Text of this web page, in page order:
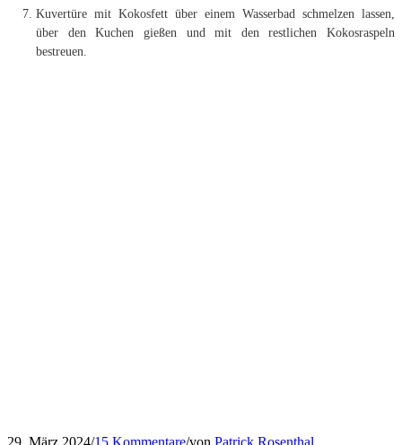
Kuvertüre mit Kokosfett über einem Wasserbad schmelzen lassen,
über den Kuchen gießen und mit den restlichen Kokosraspeln
bestreuen.